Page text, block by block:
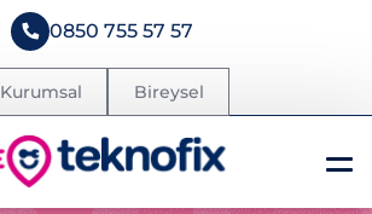
0850 755 57 57
Kurumsal Bireysel